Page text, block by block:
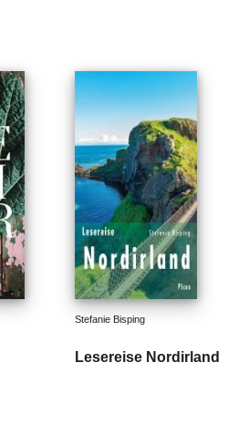
Stefanie Bisping
Lesereise Nordirland